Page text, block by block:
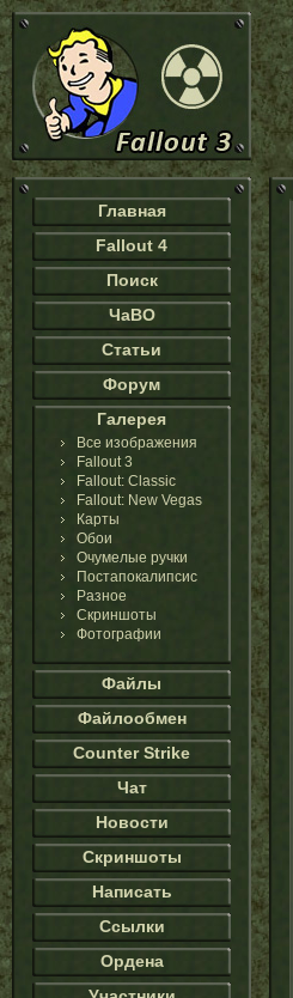
Главная
Fallout 4
Поиск
ЧаВО
Статьи
Форум
Галерея
Все изображения
Fallout 3
Fallout: Classic
Fallout: New Vegas
Карты
Обои
Очумелые ручки
Постапокалипсис
Разное
Скриншоты
Фотографии
Файлы
Файлообмен
Counter Strike
Чат
Новости
Скриншоты
Написать
Ссылки
Ордена